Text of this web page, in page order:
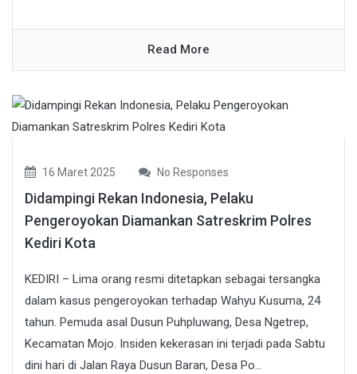
Read More
16 Maret 2025 No Responses
Didampingi Rekan Indonesia, Pelaku
Pengeroyokan Diamankan Satreskrim Polres
Kediri Kota
KEDIRI – Lima orang resmi ditetapkan sebagai tersangka
dalam kasus pengeroyokan terhadap Wahyu Kusuma, 24
tahun. Pemuda asal Dusun Puhpluwang, Desa Ngetrep,
Kecamatan Mojo. Insiden kekerasan ini terjadi pada Sabtu
dini hari di Jalan Raya Dusun Baran, Desa Po...